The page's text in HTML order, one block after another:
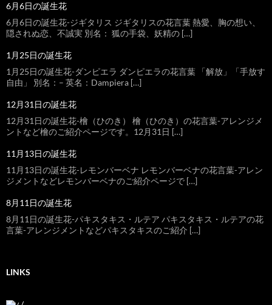
6月6日の誕生花
6月6日の誕生花-ジギタリス ジギタリスの花言葉 熱愛、胸の想い、
隠されぬ恋、不誠実 別名： 狐の手袋、妖精の […]
1月25日の誕生花
1月25日の誕生花-ダンピエラ ダンピエラの花言葉 「解放」「手放す
自由」 別名：– 英名：Dampiera […]
12月31日の誕生花
12月31日の誕生花-檜（ひのき） 檜（ひのき）の花言葉-アレンジメ
ントなど檜のご紹介ページです。12月31日 […]
11月13日の誕生花
11月13日の誕生花-レモンバーベナ レモンバーベナの花言葉-アレン
ジメントなどレモンバーベナのご紹介ページで […]
8月11日の誕生花
8月11日の誕生花-パキスタキス・ルテア パキスタキス・ルテアの花
言葉-アレンジメントなどパキスタキスのご紹介 […]
LINKS